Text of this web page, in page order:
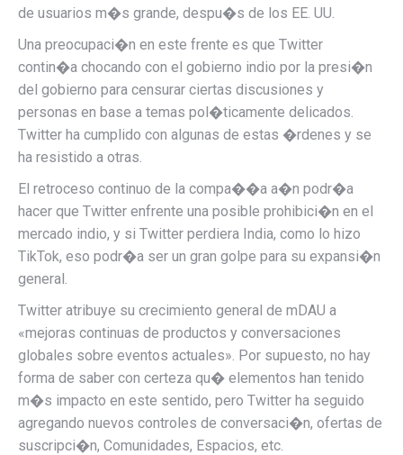
de usuarios m�s grande, despu�s de los EE. UU.
Una preocupaci�n en este frente es que Twitter
contin�a chocando con el gobierno indio por la presi�n
del gobierno para censurar ciertas discusiones y
personas en base a temas pol�ticamente delicados.
Twitter ha cumplido con algunas de estas �rdenes y se
ha resistido a otras.
El retroceso continuo de la compa��a a�n podr�a
hacer que Twitter enfrente una posible prohibici�n en el
mercado indio, y si Twitter perdiera India, como lo hizo
TikTok, eso podr�a ser un gran golpe para su expansi�n
general.
Twitter atribuye su crecimiento general de mDAU a
«mejoras continuas de productos y conversaciones
globales sobre eventos actuales». Por supuesto, no hay
forma de saber con certeza qu� elementos han tenido
m�s impacto en este sentido, pero Twitter ha seguido
agregando nuevos controles de conversaci�n, ofertas de
suscripci�n, Comunidades, Espacios, etc.